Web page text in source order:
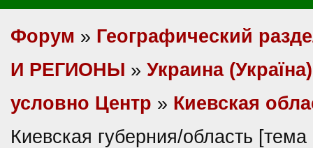
Форум » Географический
И РЕГИОНЫ » Украина (Україна)
условно Центр » Киевская
Киевская губерния/область